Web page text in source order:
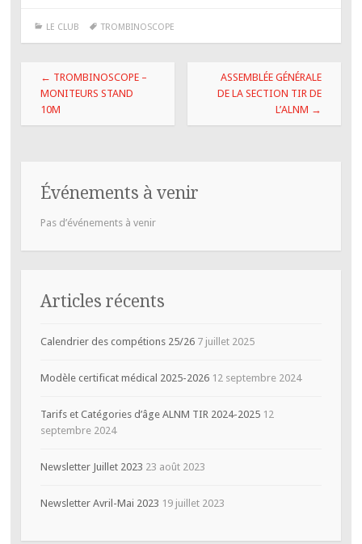
LE CLUB TROMBINOSCOPE
Navigation
des
articles
← TROMBINOSCOPE –
MONITEURS STAND
10M
ASSEMBLÉE GÉNÉRALE
DE LA SECTION TIR DE
L’ALNM →
Événements à venir
Pas d’événements à venir
Articles récents
Calendrier des compétions 25/26 7 juillet 2025
Modèle certificat médical 2025-2026 12 septembre 2024
Tarifs et Catégories d’âge ALNM TIR 2024-2025 12
septembre 2024
Newsletter Juillet 2023 23 août 2023
Newsletter Avril-Mai 2023 19 juillet 2023